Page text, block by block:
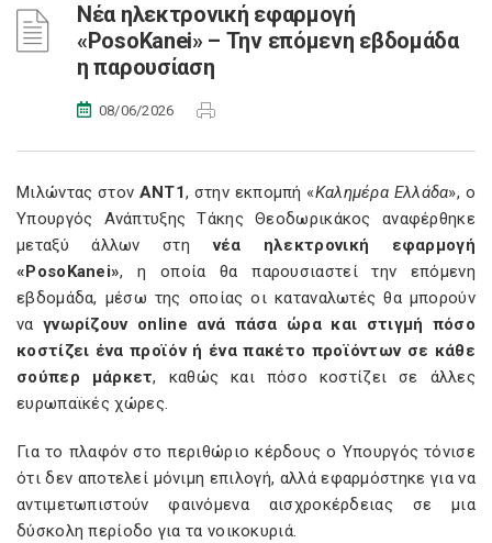
Νέα ηλεκτρονική εφαρμογή
«PosoKanei» – Την επόμενη εβδομάδα
η παρουσίαση
08/06/2026
Μιλώντας στον ΑΝΤ1, στην εκπομπή «Καλημέρα Ελλάδα», ο
Υπουργός Ανάπτυξης Τάκης Θεοδωρικάκος αναφέρθηκε
μεταξύ άλλων στηνέα ηλεκτρονική εφαρμογή
«PosoKanei», η οποία θα παρουσιαστεί την επόμενη
εβδομάδα, μέσω της οποίας οι καταναλωτές θα μπορούν
να γνωρίζουν online ανά πάσα ώρα και στιγμή πόσο
κοστίζει ένα προϊόν ή ένα πακέτο προϊόντων σε κάθε
σούπερ μάρκετ, καθώς και πόσο κοστίζει σε άλλες
ευρωπαϊκές χώρες.
Για το πλαφόν στο περιθώριο κέρδους ο Υπουργός τόνισε
ότι δεν αποτελεί μόνιμη επιλογή, αλλά εφαρμόστηκε για να
αντιμετωπιστούν φαινόμενα αισχροκέρδειας σε μια
δύσκολη περίοδο για τα νοικοκυριά.